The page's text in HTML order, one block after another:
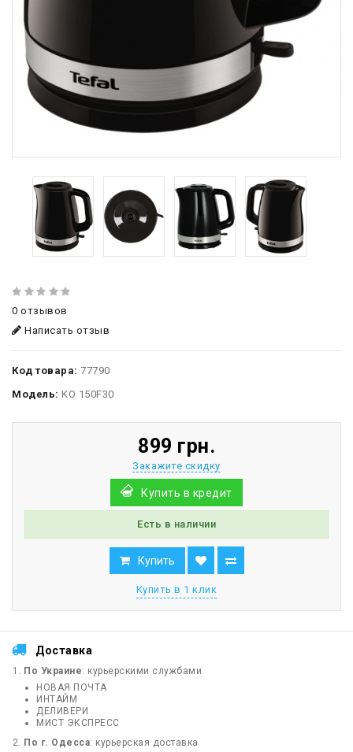
0 отзывов
Написать отзыв
Код товара: 77790
Модель: KO 150F30
899 грн.
Закажите скидку
Купить в кредит
Есть в наличии
Купить
Купить в 1 клик
Доставка
По Украине: курьерскими службами
НОВАЯ ПОЧТА
ИНТАЙМ
ДЕЛИВЕРИ
МИСТ ЭКСПРЕСС
По г. Одесса: курьерская доставка